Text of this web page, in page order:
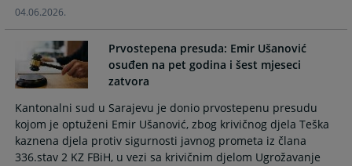
Press
the
question
mark
key
to
get
the
the
question
mark
key
to
get
the
04.06.2026.
Prvostepena presuda: Emir Ušanović
osuđen na pet godina i šest mjeseci
zatvora
Kantonalni sud u Sarajevu je donio prvostepenu presudu
kojom je optuženi Emir Ušanović, zbog krivičnog djela Teška
kaznena djela protiv sigurnosti javnog prometa iz člana
336.stav 2 KZ FBiH, u vezi sa krivičnim djelom Ugrožavanje